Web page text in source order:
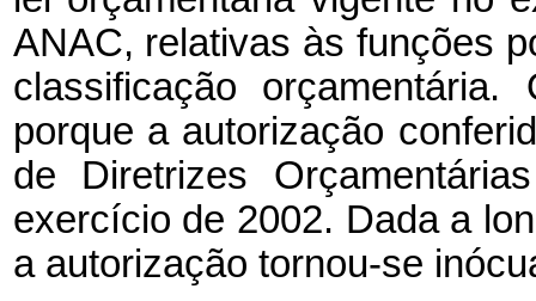
ANAC, relativas às funções
classificação
porque a autorização
de Diretrizes
exercício de 2002. Dada a
a autorização tornou-se